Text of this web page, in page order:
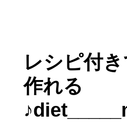
レシピ付
作れる